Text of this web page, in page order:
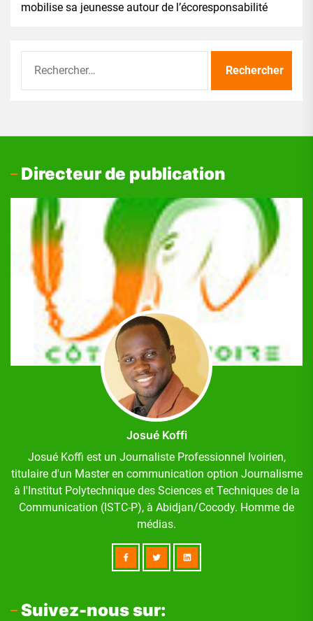
mobilise sa jeunesse autour de l’écoresponsabilité
Directeur de publication
Josué Koffi
Josué Koffi est un Journaliste Professionnel Ivoirien,
titulaire d'un Master en communication option Journalisme
à l'Institut Polytechnique des Sciences et Techniques de la
Communication (ISTC-P), à Abidjan/Cocody. Homme de
médias.
Suivez-nous sur: